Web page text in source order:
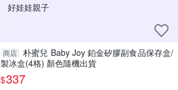
好娃娃親子
商店 朴蜜兒 Baby Joy 鉑金矽膠副食品保存盒/
製冰盒(4格) 顏色隨機出貨
$337